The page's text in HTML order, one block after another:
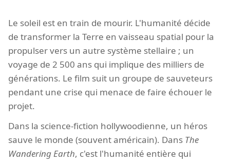
Le soleil est en train de mourir. L'humanité décide
de transformer la Terre en vaisseau spatial pour la
propulser vers un autre système stellaire ; un
voyage de 2 500 ans qui implique des milliers de
générations. Le film suit un groupe de sauveteurs
pendant une crise qui menace de faire échouer le
projet.
Dans la science-fiction hollywoodienne, un héros
sauve le monde (souvent américain). Dans The
Wandering Earth, c'est l'humanité entière qui